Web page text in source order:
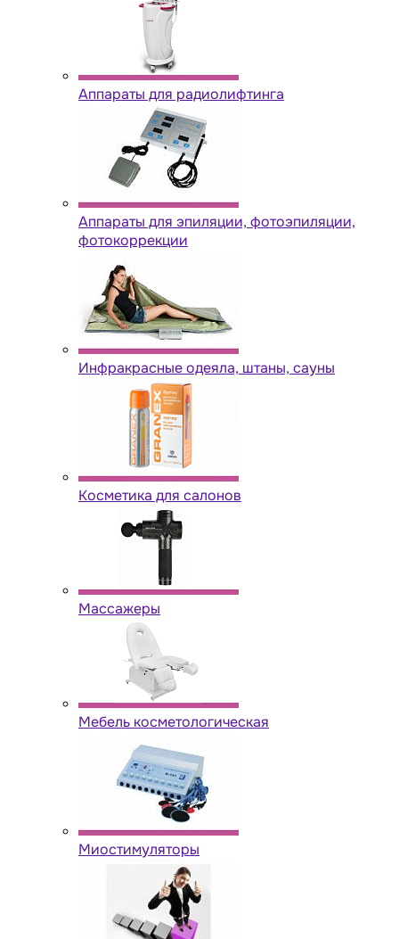
Аппараты для радиолифтинга
Аппараты для эпиляции, фотоэпиляции,
фотокоррекции
Инфракрасные одеяла, штаны, сауны
Косметика для салонов
Массажеры
Мебель косметологическая
Миостимуляторы